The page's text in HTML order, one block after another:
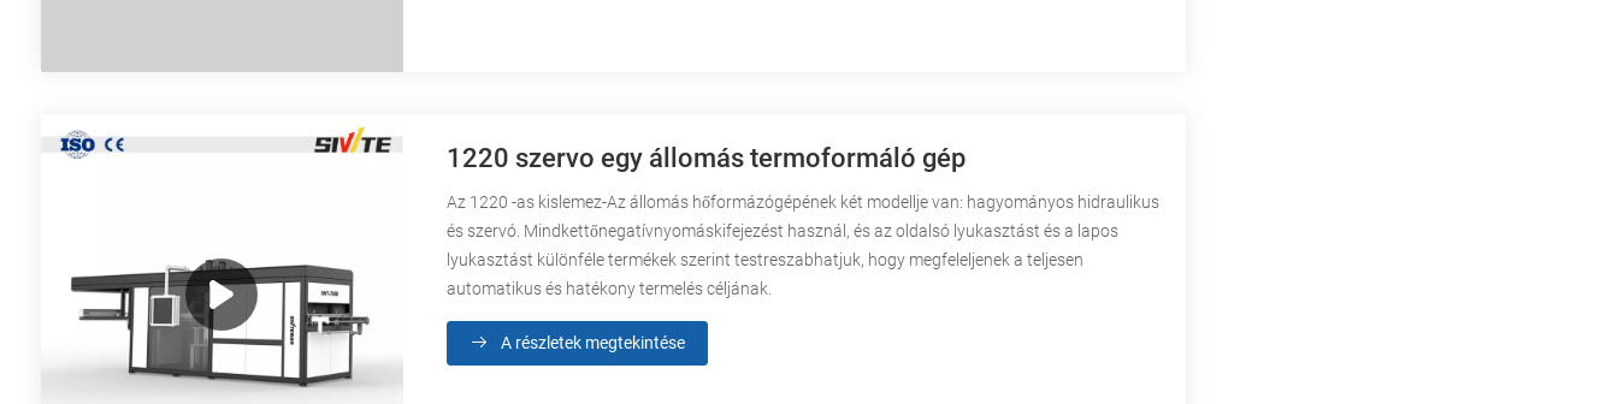
1220 szervo egy állomás termoformáló gép
Az 1220 -as kislemez-Az állomás hőformázógépének két modellje van: hagyományos hidraulikus
és szervó. Mindkettőnegatívnyomáskifejezést használ, és az oldalsó lyukasztást és a lapos
lyukasztást különféle termékek szerint testreszabhatjuk, hogy megfeleljenek a teljesen
automatikus és hatékony termelés céljának.
A részletek megtekintése